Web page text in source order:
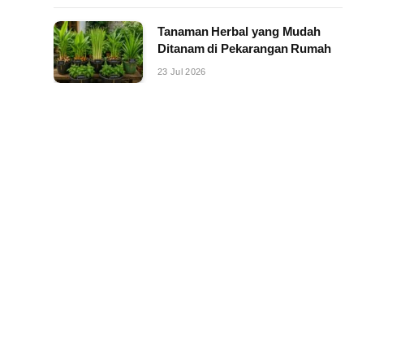
Tanaman Herbal yang Mudah
Ditanam di Pekarangan Rumah
23 Jul 2026